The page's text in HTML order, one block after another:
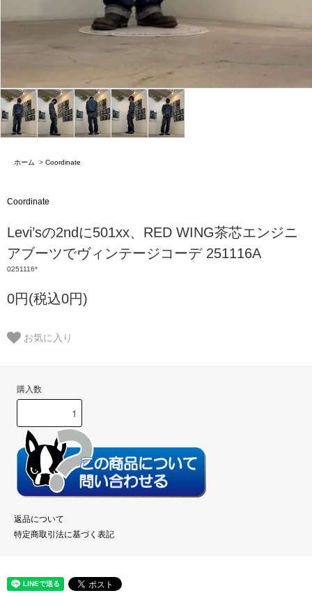
ホーム > Coordinate
Coordinate
Levi’sの2ndに501xx、RED WING茶芯エンジニ
アブーツでヴィンテージコーデ 251116A
0251116*
0円(税込0円)
お気に入り
購入数
返品について
特定商取引法に基づく表記